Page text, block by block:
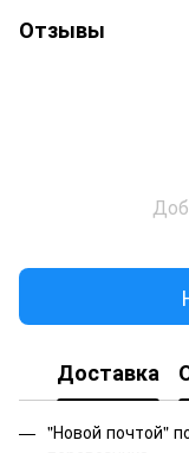
Отзывы
Доставка
"Новой почтой"